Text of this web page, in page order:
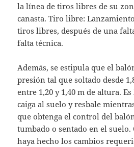
la línea de tiros libres de su
canasta. Tiro libre:
tiros libres, después de una
falta técnica.
Además, se estipula que el
presión tal que soltado desde
entre 1,20 y 1,40 m de altura.
caiga al suelo y resbale
que obtenga el control del
tumbado o sentado en el
haya hecho los cambios